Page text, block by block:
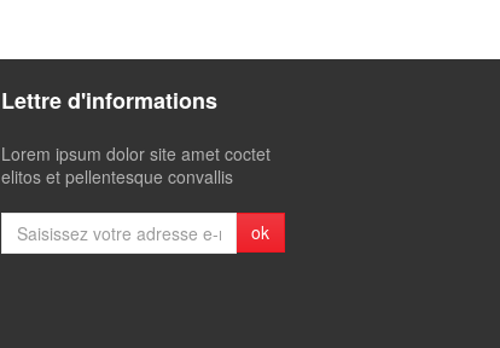
Lettre d'informations
Lorem ipsum dolor site amet coctet
elitos et pellentesque convallis
ok